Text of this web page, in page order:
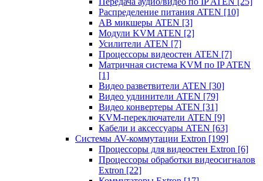
Распределение питания ATEN [10]
АВ микшеры ATEN [3]
Модули KVM ATEN [2]
Усилители ATEN [7]
Процессоры видеостен ATEN [7]
Матричная система KVM по IP ATEN
[1]
Видео разветвители ATEN [30]
Видео удлинители ATEN [79]
Видео конвертеры ATEN [31]
KVM-переключатели ATEN [9]
Кабели и аксессуары ATEN [63]
Системы AV-коммутации Extron [199]
Процессоры для видеостен Extron [6]
Процессоры обработки видеосигналов
Extron [22]